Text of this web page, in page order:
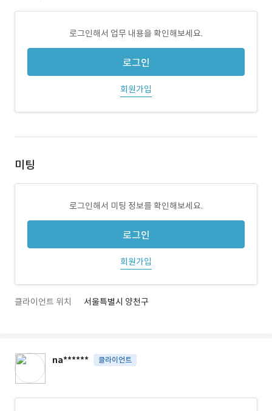
로그인해서 업무 내용을 확인해보세요.
로그인
회원가입
미팅
로그인해서 미팅 정보를 확인해보세요.
로그인
회원가입
클라이언트 위치 서울특별시 양천구
na****** 클라이언트